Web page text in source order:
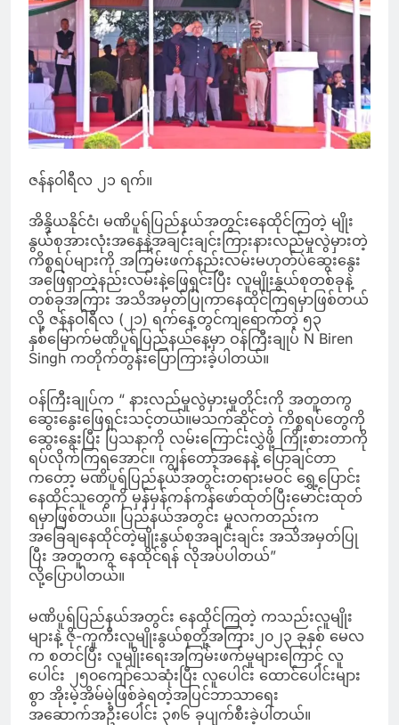
ဇန်န၀ါရီလ ၂၁ ရက်။
အိန္ဒိယနိုင်ငံ၊ မဏိပူရ်ပြည်နယ်အတွင်းနေထိုင်ကြတဲ့ မျိုး
နွယ်စုအားလုံးအနေနဲ့အချင်းချင်းကြားနားလည်မှုလွဲမှားတဲ့
ကိစ္စရပ်များကို အကြမ်းဖက်နည်းလမ်းမဟုတ်ပဲဆွေးနွေး
အဖြေရှာတဲ့နည်းလမ်းနဲ့ဖြေရှင်းပြီး လူမျိုးနွယ်စုတစ်ခုနဲ့
တစ်ခုအကြား အသိအမှတ်ပြုကာနေထိုင်ကြရမှာဖြစ်တယ်
လို့ ဇန်နဝါရီလ (၂၁) ရက်နေ့တွင်ကျရောက်တဲ့ ၅၃
နှစ်မြောက်မဏိပူရ်ပြည်နယ်နေ့မှာ ဝန်ကြီးချုပ် N Biren
Singh ကတိုက်တွန်းပြောကြားခဲ့ပါတယ်။
ဝန်ကြီးချုပ်က “ နားလည်မှုလွဲမှားမှုတိုင်းကို အတူတကွ
ဆွေးနွေးဖြေရှင်းသင့်တယ်။မသက်ဆိုင်တဲ့ ကိစ္စရပ်တွေကို
ဆွေးနွေးပြီး ပြသနာကို လမ်းကြောင်းလွှဲဖို့ ကြိုးစားတာကို
ရပ်လိုက်ကြရအောင်။ ကျွန်တော့်အနေနဲ့ ပြောချင်တာ
ကတော့ မဏိပူရ်ပြည်နယ်အတွင်းတရားမဝင် ရွှေ့ပြောင်း
နေထိုင်သူတွေကို မှန်မှန်ကန်ကန်ဖော်ထုတ်ပြီးမောင်းထုတ်
ရမှာဖြစ်တယ်။ ပြည်နယ်အတွင်း မူလကတည်းက
အခြေချနေထိုင်တဲ့မျိုးနွယ်စုအချင်းချင်း အသိအမှတ်ပြု
ပြီး အတူတကွ နေထိုင်ရန် လိုအပ်ပါတယ်”
လို့ပြောပါတယ်။
မဏိပူရ်ပြည်နယ်အတွင်း နေထိုင်ကြတဲ့ ကသည်းလူမျိုး
များနဲ့ ဇို-ကူကီးလူမျိုးနွယ်စုတို့အကြား၂၀၂၃ ခုနှစ် မေလ
က စတင်ပြီး လူမျိုးရေးအကြမ်းဖက်မှုများကြောင့် လူ
ပေါင်း ၂၅၀ကျော်သေဆုံးပြီး လူပေါင်း ထောင်ပေါင်းများ
စွာ အိုးမဲ့အိမ်မဲ့ဖြစ်ခဲ့ရတဲ့အပြင်ဘာသာရေး
အဆောက်အဦးပေါင်း ၃၈၆ ခုပျက်စီးခဲ့ပါတယ်။